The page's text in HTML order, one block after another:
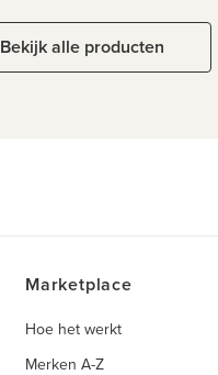
Bekijk alle producten
Marketplace
Hoe het werkt
Merken A-Z